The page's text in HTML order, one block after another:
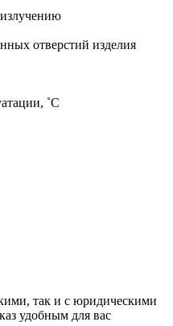
отверстий изделия
˚С
так и с юридическими
удобным для вас